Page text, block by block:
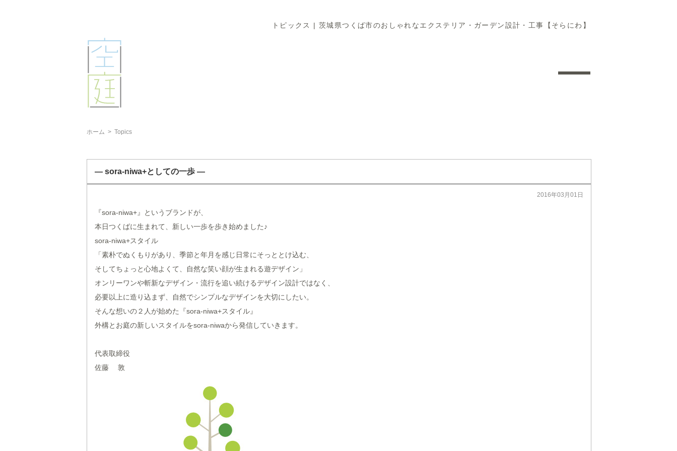
トピックス | 茨城県つくば市のおしゃれなエクステリア・ガーデン設計・工事【そらにわ】
ホーム > Topics
— sora-niwa+としての一歩 —
2016年03月01日
『sora-niwa+』というブランドが、
本日つくばに生まれて、新しい一歩を歩き始めました♪
sora-niwa+スタイル
「素朴でぬくもりがあり、季節と年月を感じ日常にそっととけ込む、
そしてちょっと心地よくて、自然な笑い顔が生まれる遊デザイン」
オンリーワンや斬新なデザイン・流行を追い続けるデザイン設計ではなく、
必要以上に造り込まず、自然でシンプルなデザインを大切にしたい。
そんな想いの２人が始めた『sora-niwa+スタイル』
外構とお庭の新しいスタイルをsora-niwaから発信していきます。
代表取締役
佐藤 敦